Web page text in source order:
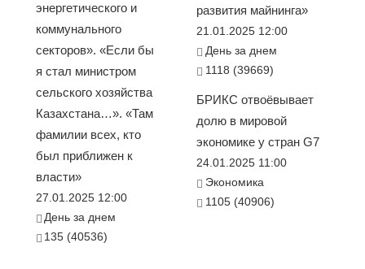
энергетического и
коммунального
секторов». «Если бы
я стал министром
сельского хозяйства
Казахстана…». «Там
фамилии всех, кто
был приближен к
власти»
27.01.2025 12:00
День за днем
135 (40536)
развития майнинга»
21.01.2025 12:00
День за днем
1118 (39669)
БРИКС отвоёвывает
долю в мировой
экономике у стран G7
24.01.2025 11:00
Экономика
1105 (40906)